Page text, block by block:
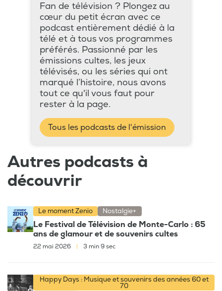
Fan de télévision ? Plongez au
cœur du petit écran avec ce
podcast entièrement dédié à la
télé et à tous vos programmes
préférés. Passionné par les
émissions cultes, les jeux
télévisés, ou les séries qui ont
marqué l’histoire, nous avons
tout ce qu'il vous faut pour
rester à la page.
Tous les podcasts de l'émission
Autres podcasts à
découvrir
Le moment Zenio Nostalgie+
Le Festival de Télévision de Monte-Carlo : 65
ans de glamour et de souvenirs cultes
22 mai 2026 3 min 9 sec
Happy Days : Musique et souvenirs des années 60 et
70